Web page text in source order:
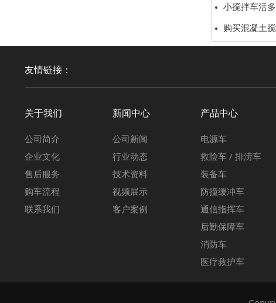
小搅拌车活
购买混凝土
友情链接：
关于我们
公司简介
企业文化
售后服务
购车流程
联系我们
新闻中心
公司新闻
行业动态
技术资料
视频展示
客户案例
产品中心
电源车
救险车 / 排涝车
装备车
防撞缓冲车
通信指挥车
后勤保障车
消防车
医疗救护车